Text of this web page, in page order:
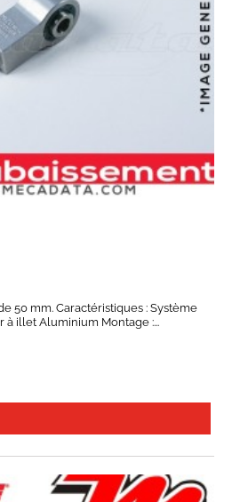
Son modèle...
50 mm. Caractéristiques : Système
à illet Aluminium Montage :...